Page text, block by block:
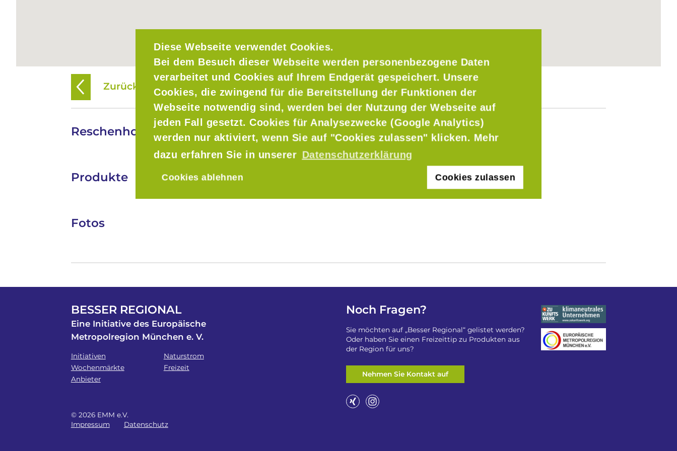
Diese Webseite verwendet Cookies.
Bei dem Besuch dieser Webseite werden personenbezogene Daten
verarbeitet und Cookies auf Ihrem Endgerät gespeichert. Unsere
Cookies, die zwingend für die Bereitstellung der Funktionen der
Webseite notwendig sind, werden bei der Nutzung der Webseite auf
jeden Fall gesetzt. Cookies für Analysezwecke (Google Analytics)
werden nur aktiviert, wenn Sie auf "Cookies zulassen" klicken. Mehr
dazu erfahren Sie in unserer Datenschutzerklärung
Cookies ablehnen Cookies zulassen
Zurück zur Übersicht
Reschenhof Bio-Eierautomat
Produkte
Fotos
BESSER REGIONAL
Eine Initiative des Europäische
Metropolregion München e. V.
Initiativen
Wochenmärkte
Anbieter
Naturstrom
Freizeit
© 2026 EMM e.V.
Impressum
Datenschutz
Noch Fragen?
Sie möchten auf „Besser Regional“ gelistet werden?
Oder haben Sie einen Freizeittip zu Produkten aus
der Region für uns?
Nehmen Sie Kontakt auf